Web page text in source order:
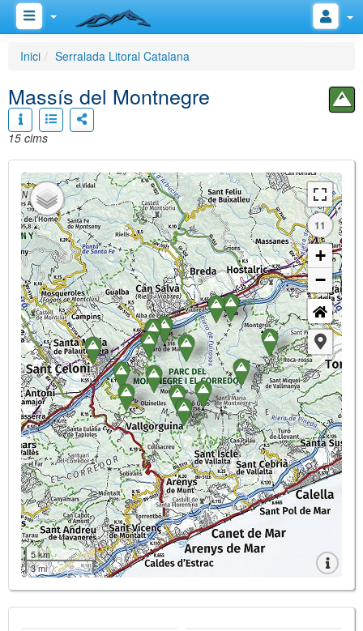
Inici Serralada Litoral Catalana
Massís del Montnegre
15 cims
11
+
−
5 km
3 mi